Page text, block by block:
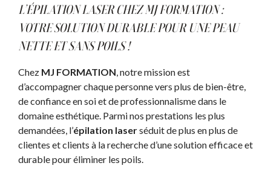
L’ÉPILATION LASER CHEZ MJ FORMATION :
VOTRE SOLUTION DURABLE POUR UNE PEAU
NETTE ET SANS POILS !
Chez MJ FORMATION, notre mission est
d’accompagner chaque personne vers plus de bien-être,
de confiance en soi et de professionnalisme dans le
domaine esthétique. Parmi nos prestations les plus
demandées, l’épilation laserséduit de plus en plus de
clientes et clients à la recherche d’une solution efficace et
durable pour éliminer les poils.